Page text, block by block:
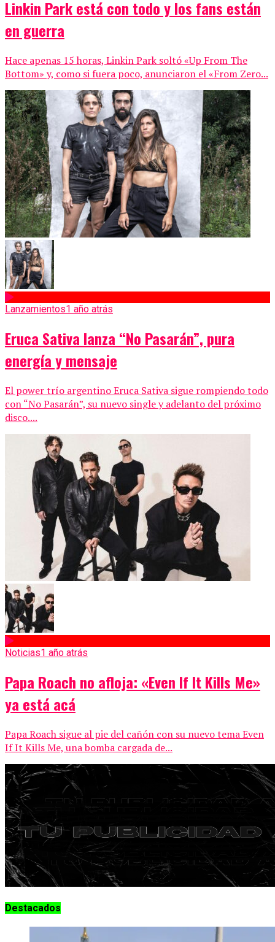
Linkin Park está con todo y los fans están
en guerra
Hace apenas 15 horas, Linkin Park soltó «Up From The
Bottom» y, como si fuera poco, anunciaron el «From Zero...
Lanzamientos1 año atrás
Eruca Sativa lanza “No Pasarán”, pura
energía y mensaje
El power trío argentino Eruca Sativa sigue rompiendo todo
con “No Pasarán”, su nuevo single y adelanto del próximo
disco....
Noticias1 año atrás
Papa Roach no afloja: «Even If It Kills Me»
ya está acá
Papa Roach sigue al pie del cañón con su nuevo tema Even
If It Kills Me, una bomba cargada de...
Destacados